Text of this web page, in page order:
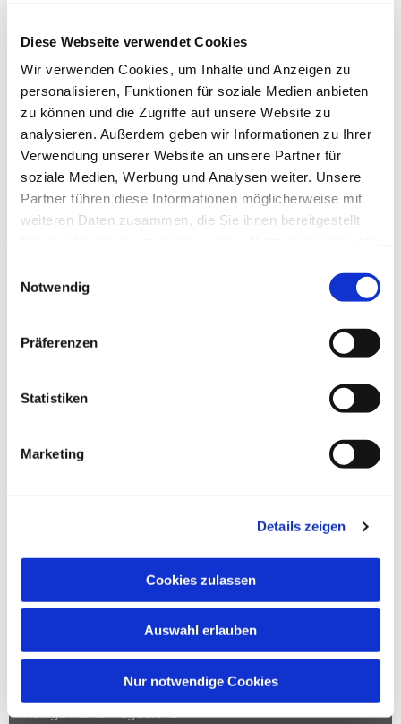
Diese Webseite verwendet Cookies
Wir verwenden Cookies, um Inhalte und Anzeigen zu
personalisieren, Funktionen für soziale Medien anbieten
zu können und die Zugriffe auf unsere Website zu
analysieren. Außerdem geben wir Informationen zu Ihrer
Verwendung unserer Website an unsere Partner für
soziale Medien, Werbung und Analysen weiter. Unsere
Partner führen diese Informationen möglicherweise mit
weiteren Daten zusammen, die Sie ihnen bereitgestellt
Notwendig
Präferenzen
Statistiken
Marketing
Details zeigen
Cookies zulassen
Auswahl erlauben
Nur notwendige Cookies
interessieren
NAVIGATION
Heilige Maria Magdalena